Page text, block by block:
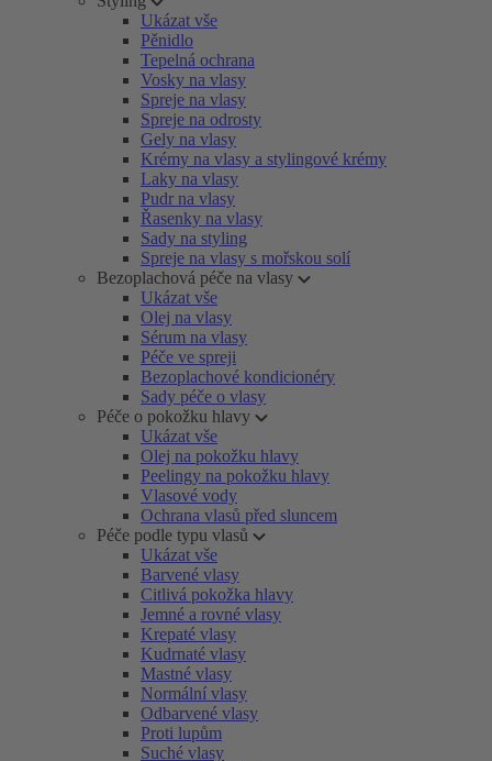
Ukázat vše
Pěnidlo
Tepelná ochrana
Vosky na vlasy
Spreje na vlasy
Spreje na odrosty
Gely na vlasy
Krémy na vlasy a stylingové krémy
Laky na vlasy
Pudr na vlasy
Řasenky na vlasy
Sady na styling
Spreje na vlasy s mořskou solí
Bezoplachová péče na vlasy
Ukázat vše
Olej na vlasy
Sérum na vlasy
Péče ve spreji
Bezoplachové kondicionéry
Sady péče o vlasy
Péče o pokožku hlavy
Ukázat vše
Olej na pokožku hlavy
Peelingy na pokožku hlavy
Vlasové vody
Ochrana vlasů před sluncem
Péče podle typu vlasů
Ukázat vše
Barvené vlasy
Citlivá pokožka hlavy
Jemné a rovné vlasy
Krepaté vlasy
Kudrnaté vlasy
Mastné vlasy
Normální vlasy
Odbarvené vlasy
Proti lupům
Suché vlasy